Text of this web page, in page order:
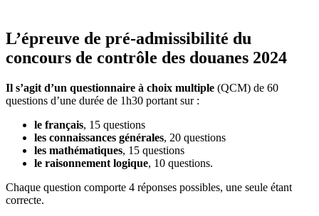
L’épreuve de pré-admissibilité du
concours de contrôle des douanes 2024
Il s’agit d’un questionnaire à choix multiple (QCM) de 60
questions d’une durée de 1h30 portant sur :
le français, 15 questions
les connaissances générales, 20 questions
les mathématiques, 15 questions
le raisonnement logique, 10 questions.
Chaque question comporte 4 réponses possibles, une seule étant
correcte.